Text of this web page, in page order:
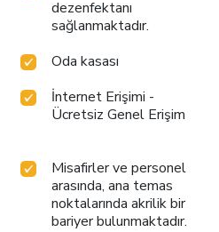
dezenfektanı
sağlanmaktadır.
Oda kasası
İnternet Erişimi -
Ücretsiz Genel Erişim
Misafirler ve personel
arasında, ana temas
noktalarında akrilik bir
bariyer bulunmaktadır.